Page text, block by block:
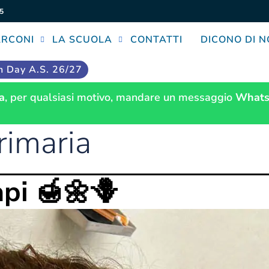
LA SCUOLA CONTATTI DICONO DI
Day A.S. 26/27
, per qualsiasi motivo, mandare un messaggio
🍯🌼🪻